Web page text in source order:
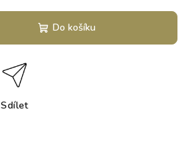
Do košíku
Sdílet